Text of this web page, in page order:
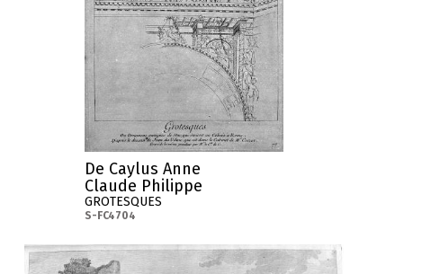
De Caylus Anne
Claude Philippe
GROTESQUES
S-FC4704